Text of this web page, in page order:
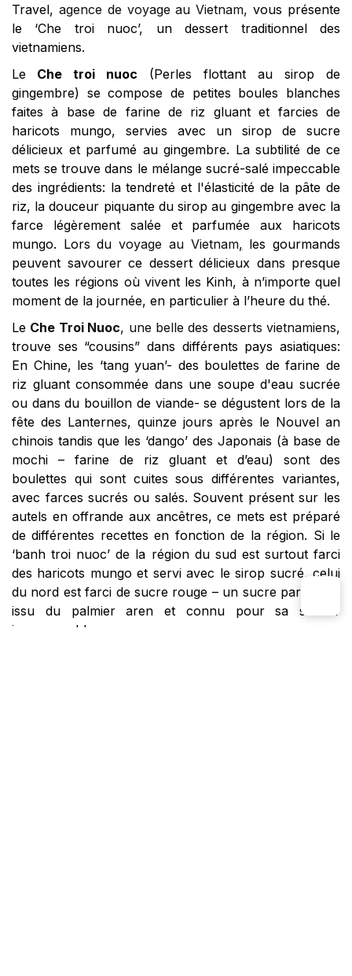
Travel, agence de voyage au Vietnam, vous présente
le ‘Che troi nuoc’, un dessert traditionnel des
vietnamiens.
Le Che troi nuoc (Perles flottant au sirop de
gingembre) se compose de petites boules blanches
faites à base de farine de riz gluant et farcies de
haricots mungo, servies avec un sirop de sucre
délicieux et parfumé au gingembre. La subtilité de ce
mets se trouve dans le mélange sucré-salé impeccable
des ingrédients: la tendreté et l'élasticité de la pâte de
riz, la douceur piquante du sirop au gingembre avec la
farce légèrement salée et parfumée aux haricots
mungo. Lors duvoyage au Vietnam, les gourmands
peuvent savourer ce dessert délicieux dans presque
toutes les régions où vivent les Kinh, à n’importe quel
moment de la journée, en particulier à l’heure du thé.
Le Che Troi Nuoc, une belle des desserts vietnamiens,
trouve ses “cousins” dans différents pays asiatiques:
En Chine, les ‘tang yuan’- des boulettes de farine de
riz gluant consommée dans une soupe d'eau sucrée
ou dans du bouillon de viande- se dégustent lors de la
fête des Lanternes, quinze jours après le Nouvel an
chinois tandis que les ‘dango’ des Japonais (à base de
mochi – farine de riz gluant et d’eau) sont des
boulettes qui sont cuites sous différentes variantes,
avec farces sucrés ou salés. Souvent présent sur les
autels en offrande aux ancêtres, ce mets est préparé
de différentes recettes en fonction de la région. Si le
‘banh troi nuoc’ de la région du sud est surtout farci
des haricots mungo et servi avec le sirop sucré, celui
du nord est farci de sucre rouge – un sucre particulier
issu du palmier aren et connu pour sa saveur
incomparable.